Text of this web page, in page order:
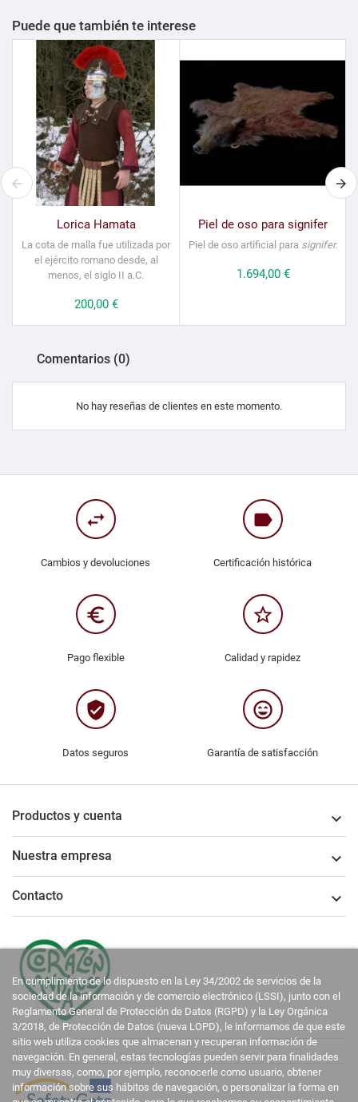
Puede que también te interese
Lorica Hamata
La cota de malla fue utilizada por
el ejército romano desde, al
menos, el siglo II a.C.
Precio
200,00 €
Piel de oso para signifer
Piel de oso artificial para signifer.
Precio
1.694,00 €
Comentarios (0)
No hay reseñas de clientes en este momento.
swap_horiz
Cambios y devoluciones
label
Certificación histórica
euro_symbol
Pago flexible
star_border
Calidad y rapidez
verified_user
Datos seguros
sentiment_very_satisfied
Garantía de satisfacción
Productos y cuenta 
Nuestra empresa 
Contacto 
En cumplimiento de lo dispuesto en la Ley 34/2002 de servicios de la
sociedad de la información y de comercio electrónico (LSSI), junto con el
Reglamento General de Protección de Datos (RGPD) y la Ley Orgánica
3/2018, de Protección de Datos (nueva LOPD), le informamos de que este
sitio web utiliza cookies que almacenan y recuperan información de
navegación. En general, estas tecnologías pueden servir para finalidades
muy diversas, como, por ejemplo, reconocerle como usuario, obtener
información sobre sus hábitos de navegación, o personalizar la forma en